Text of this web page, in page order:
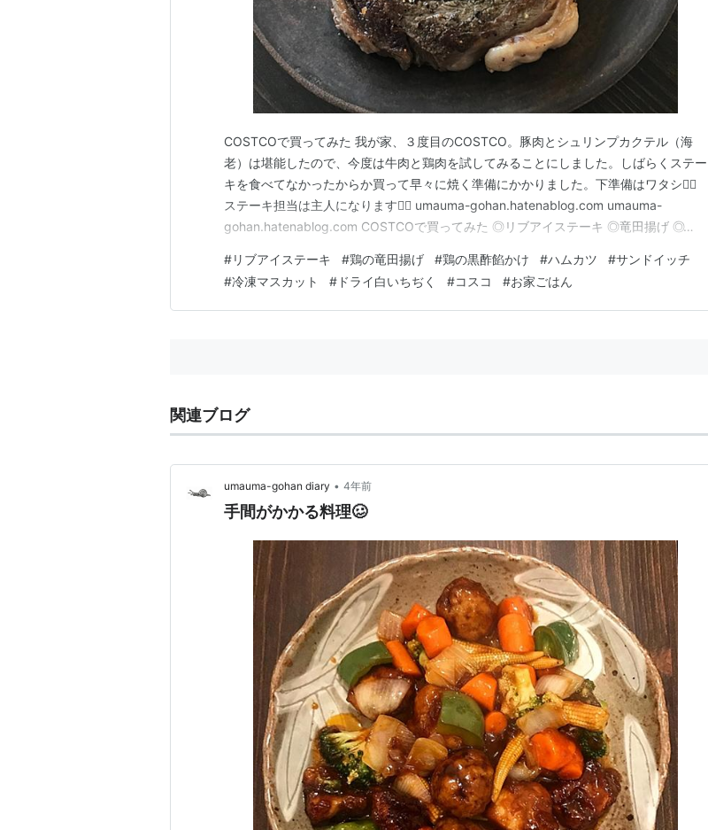
COSTCOで買ってみた 我が家、３度目のCOSTCO。豚肉とシュリンプカクテル（海
老）は堪能したので、今度は牛肉と鶏肉を試してみることにしました。しばらくステー
キを食べてなかったからか買って早々に焼く準備にかかりました。下準備はワタシ🙋‍♀️
ステーキ担当は主人になります🙋‍♂️ umauma-gohan.hatenablog.com umauma-
gohan.hatenablog.com COSTCOで買ってみた ◎リブアイステーキ ◎竜田揚げ ◎鶏も
3枚入りのリブアイを購入。最近、トレジョで牛肉を買って…
#リブアイステーキ #鶏の竜田揚げ #鶏の黒酢餡かけ #ハムカツ #サンドイッチ
#冷凍マスカット # ドライ白いちぢく #コスコ #お家ごはん
関連ブログ
umauma-gohan diary • 4年前
手間がかかる料理🥴